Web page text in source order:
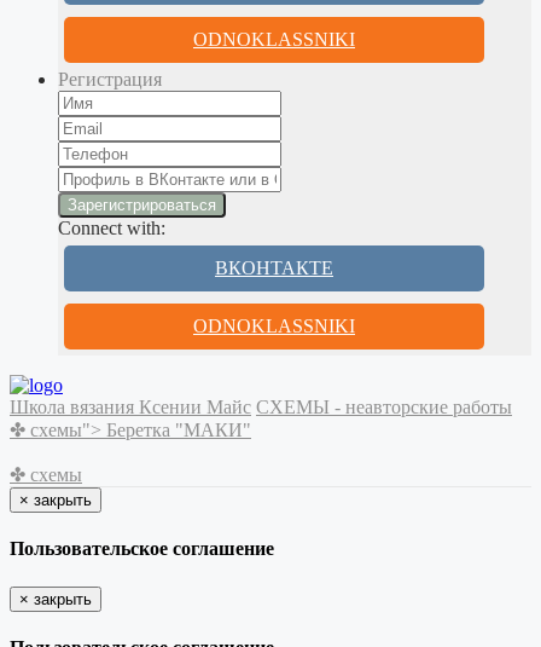
ODNOKLASSNIKI
Регистрация
Connect with:
ВКОНТАКТЕ
ODNOKLASSNIKI
Школа вязания Ксении Майс СХЕМЫ - неавторские работы
✤ схемы"> Беретка "МАКИ"
✤ схемы
× закрыть
Пользовательское соглашение
× закрыть